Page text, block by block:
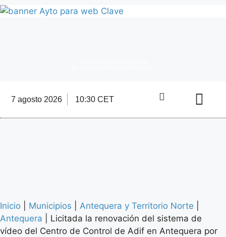
7 agosto 2026 10:30 CET
Inicio Municipios Antequera y Territorio Norte
Antequera
Licitada la renovación del sistema de
vídeo del Centro de Control de Adif en Antequera por